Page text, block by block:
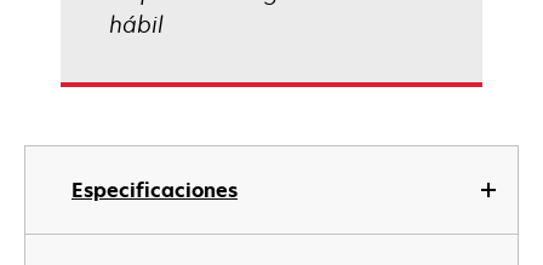
Especificaciones
hábil